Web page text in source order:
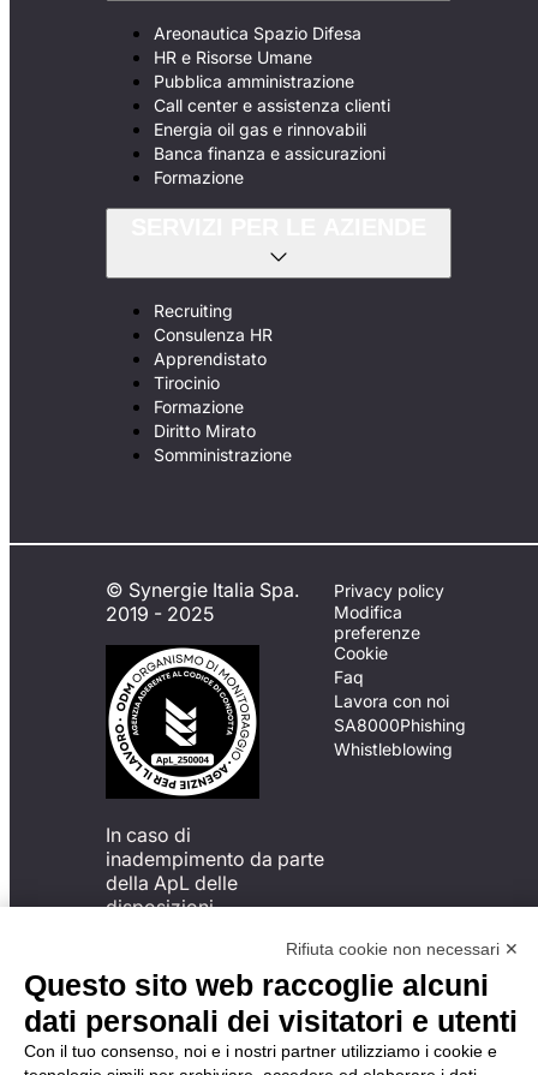
Areonautica Spazio Difesa
HR e Risorse Umane
Pubblica amministrazione
Call center e assistenza clienti
Energia oil gas e rinnovabili
Banca finanza e assicurazioni
Formazione
Recruiting
Consulenza HR
Apprendistato
Tirocinio
Formazione
Diritto Mirato
Somministrazione
© Synergie Italia Spa.
2019 - 2025
In caso di
inadempimento da parte
della ApL delle
disposizioni
possibile presentare un
reclamo
all’Organismo di
Monitoraggio utilizzando
una delle modalità
Privacy policy
Modifica
preferenze
Cookie
Faq
Lavora con noi
SA8000Phishing
Whistleblowing
Rifiuta cookie non necessari ✕
Questo sito web raccoglie alcuni
dati personali dei visitatori e utenti
Con il tuo consenso, noi e i nostri partner utilizziamo i cookie e